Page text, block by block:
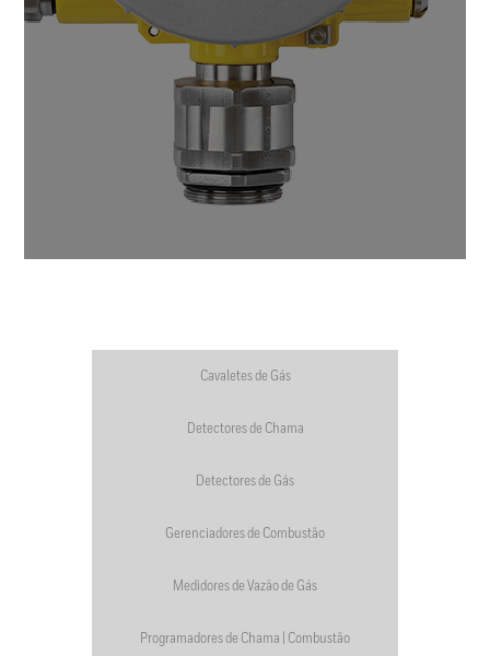
Cavaletes de Gás
Detectores de Chama
Detectores de Gás
Gerenciadores de Combustão
Medidores de Vazão de Gás
Programadores de Chama | Combustão